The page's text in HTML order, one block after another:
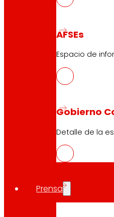
AFSEs
Espacio de
Gobierno
Detalle de la
Prensa